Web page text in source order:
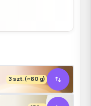
3 szt. (~60 g)